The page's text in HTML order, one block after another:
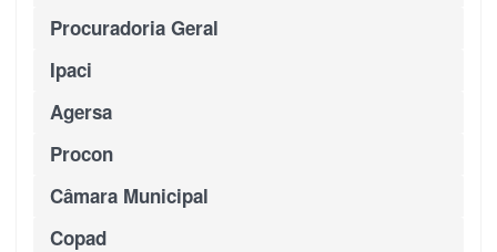
Procuradoria Geral
Ipaci
Agersa
Procon
Câmara Municipal
Copad